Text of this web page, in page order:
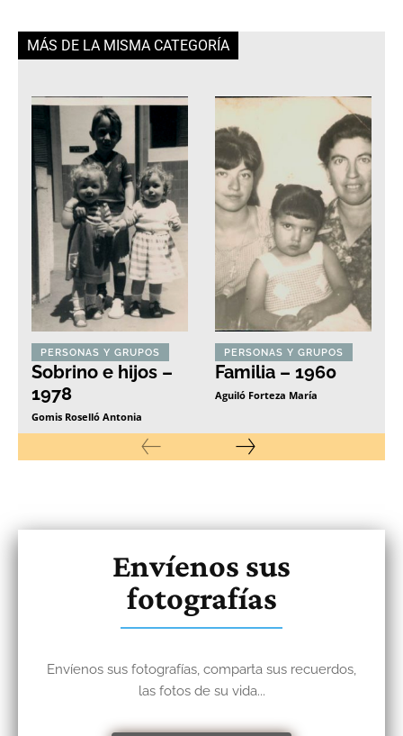
MÁS DE LA MISMA CATEGORÍA
PERSONAS Y GRUPOS
Sobrino e hijos –
1978
Gomis Roselló Antonia
PERSONAS Y GRUPOS
Familia – 1960
Aguiló Forteza María
Envíenos sus
fotografías
Envíenos sus fotografías, comparta sus recuerdos,
las fotos de su vida...